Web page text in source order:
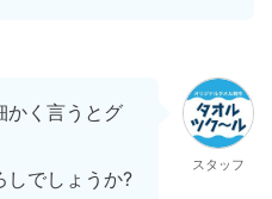
かく言うとグ
しでしょうか?
スタッフ